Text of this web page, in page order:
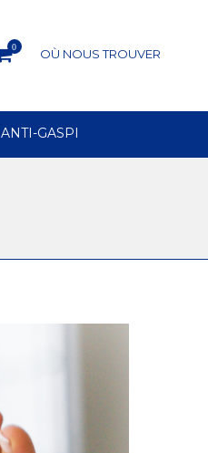
0 OÙ NOUS TROUVER
ANTI-GASPI